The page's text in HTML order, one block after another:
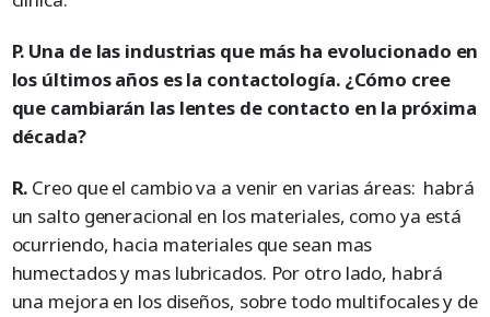
P. Una de las industrias que más ha evolucionado en
los últimos años es la contactología. ¿Cómo cree
que cambiarán las lentes de contacto en la próxima
década?
R. Creo que el cambio va a venir en varias áreas: habrá
un salto generacional en los materiales, como ya está
ocurriendo, hacia materiales que sean mas
humectados y mas lubricados. Por otro lado, habrá
una mejora en los diseños, sobre todo multifocales y de